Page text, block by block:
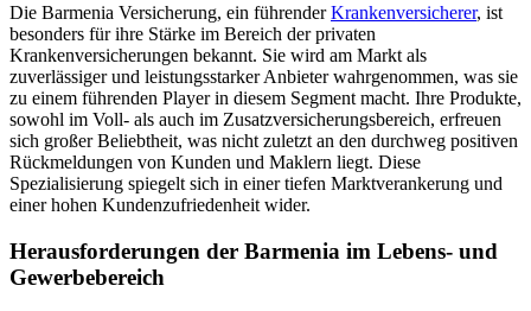
Die Barmenia Versicherung, ein führenderKrankenversicherer, ist
besonders für ihre Stärke im Bereich der privaten
Krankenversicherungen bekannt. Sie wird am Markt als
zuverlässiger und leistungsstarker Anbieter wahrgenommen, was sie
zu einem führenden Player in diesem Segment macht. Ihre Produkte,
sowohl im Voll- als auch im Zusatzversicherungsbereich, erfreuen
sich großer Beliebtheit, was nicht zuletzt an den durchweg positiven
Rückmeldungen von Kunden und Maklern liegt. Diese
Spezialisierung spiegelt sich in einer tiefen Marktverankerung und
einer hohen Kundenzufriedenheit wider.
Herausforderungen der Barmenia im Lebens- und
Gewerbebereich